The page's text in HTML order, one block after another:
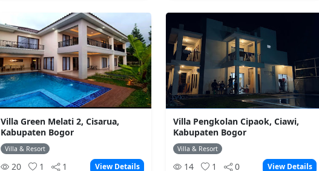
Villa Green Melati 2, Cisarua,
Kabupaten Bogor
Villa & Resort
20 1 1 View Details
Villa Pengkolan Cipaok, Ciawi,
Kabupaten Bogor
Villa & Resort
14 1 0 View Details